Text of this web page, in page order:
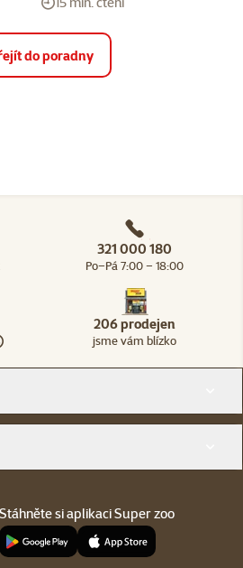
do poradny
321 000 180
Po–Pá 7:00 – 18:00
206 prodejen
jsme vám blízko
Stáhněte si aplikaci Super zoo